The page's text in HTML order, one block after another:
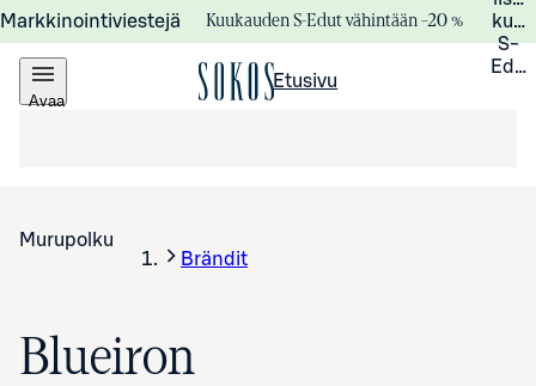
Markkinointiviestejä Kuukauden S-Edut vähintään –20 %
S-
Avaa
Etusivu
Murupolku
Brändit
Blueiron